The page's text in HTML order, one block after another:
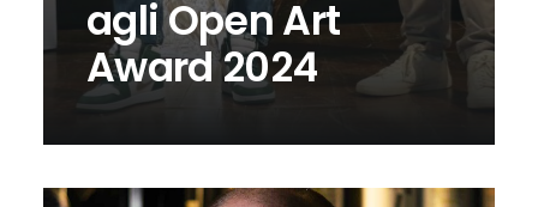
agli Open Art
Award 2024